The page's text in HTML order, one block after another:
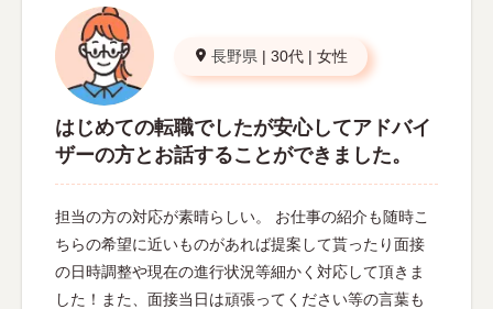
長野県 | 30代 | 女性
はじめての転職でしたが安心してアドバイ
ザーの方とお話することができました。
担当の方の対応が素晴らしい。 お仕事の紹介も随時こ
ちらの希望に近いものがあれば提案して貰ったり面接
の日時調整や現在の進行状況等細かく対応して頂きま
した！また、面接当日は頑張ってください等の言葉も